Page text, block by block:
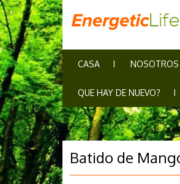
CASA NOSOTROS
QUE HAY DE NUEVO?
Batido de